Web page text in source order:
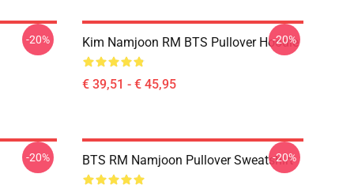
-20% Kim Namjoon RM BTS Pullover Hoodie
€ 39,51 - € 45,95
-20%
-20% BTS RM Namjoon Pullover Sweatshirt
-20%